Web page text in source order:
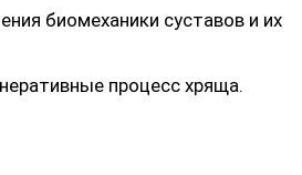
биомеханики суставов и их
процесс хряща.